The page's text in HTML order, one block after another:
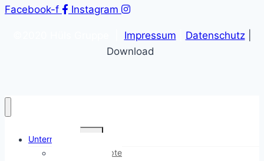
Facebook-f Instagram
Impressum Datenschutz
Download
Unternehmen
Untermenü
Hüls Baukonzepte